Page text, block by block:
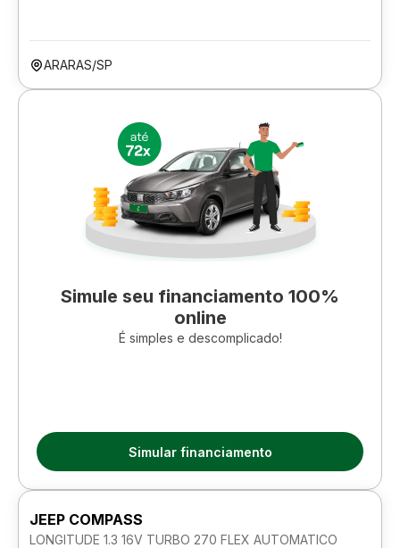
ARARAS/SP
Simule seu financiamento 100%
online
É simples e descomplicado!
Simular financiamento
JEEP COMPASS
LONGITUDE 1.3 16V TURBO 270 FLEX AUTOMATICO